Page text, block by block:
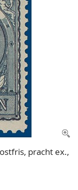
pracht ex.,